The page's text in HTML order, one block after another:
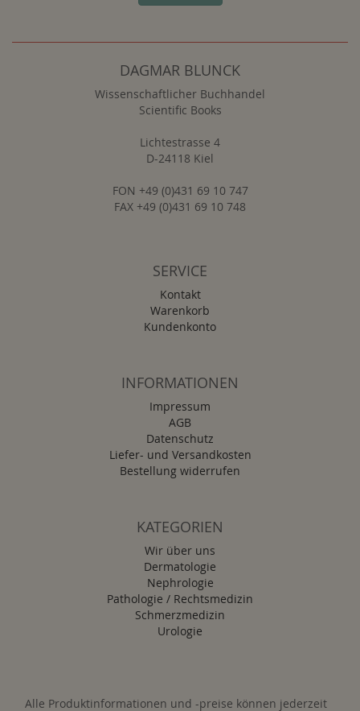
DAGMAR BLUNCK
Wissenschaftlicher Buchhandel
Scientific Books
Lichtestrasse 4
D-24118 Kiel
FON +49 (0)431 69 10 747
FAX +49 (0)431 69 10 748
SERVICE
Kontakt
Warenkorb
Kundenkonto
INFORMATIONEN
Impressum
AGB
Datenschutz
Liefer- und Versandkosten
Bestellung widerrufen
KATEGORIEN
Wir über uns
Dermatologie
Nephrologie
Pathologie / Rechtsmedizin
Schmerzmedizin
Urologie
Alle Produktinformationen und -preise können jederzeit